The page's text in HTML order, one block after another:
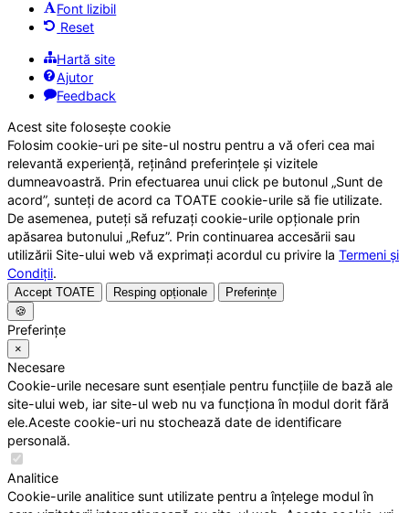
Font lizibil
Reset
Hartă site
Ajutor
Feedback
Acest site folosește cookie
Folosim cookie-uri pe site-ul nostru pentru a vă oferi cea mai
relevantă experiență, reținând preferințele și vizitele
dumneavoastră. Prin efectuarea unui click pe butonul „Sunt de
acord”, sunteți de acord ca TOATE cookie-urile să fie utilizate.
De asemenea, puteți să refuzați cookie-urile opționale prin
apăsarea butonului „Refuz”. Prin continuarea accesării sau
utilizării Site-ului web vă exprimați acordul cu privire la Termeni și
Condiții.
Accept TOATE Resping opționale
Preferințe
🍪
Preferințe
×
Necesare
Cookie-urile necesare sunt esențiale pentru funcțiile de bază ale
site-ului web, iar site-ul web nu va funcționa în modul dorit fără
ele.Aceste cookie-uri nu stochează date de identificare
personală.
Analitice
Cookie-urile analitice sunt utilizate pentru a înțelege modul în